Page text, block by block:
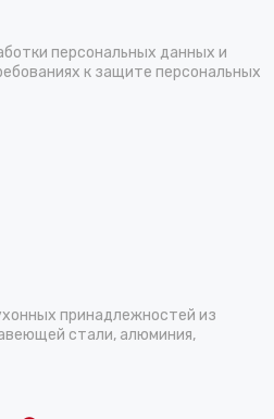
персональных данных и
к защите персональных
принадлежностей из
стали, алюминия,